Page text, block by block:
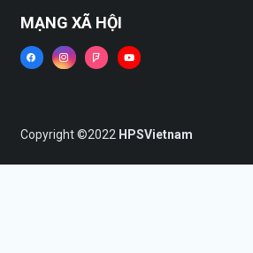
MẠNG XÃ HỘI
Copyright ©2022 HPSVietnam